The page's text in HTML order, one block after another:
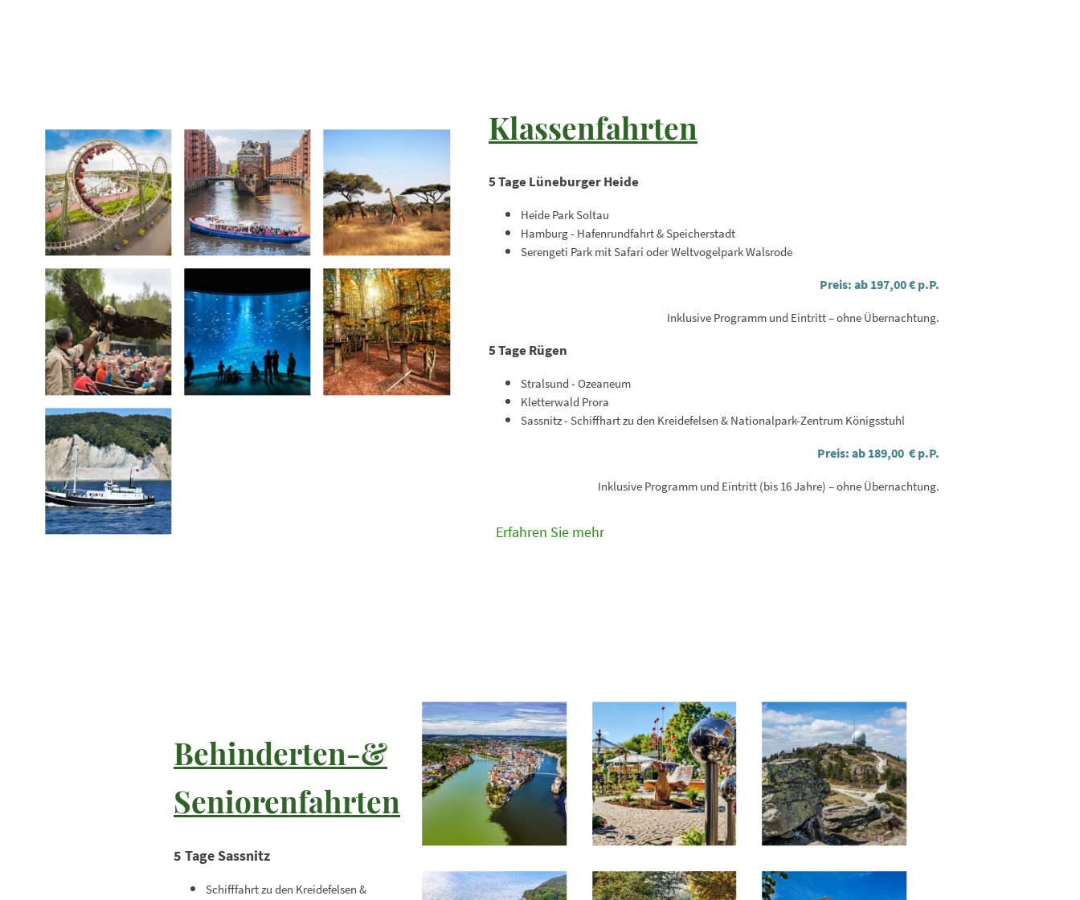
Klassenfahrten
5 Tage Lüneburger Heide
Heide Park Soltau
Hamburg - Hafenrundfahrt & Speicherstadt
Serengeti Park mit Safari oder Weltvogelpark Walsrode
Preis: ab 197,00 € p.P.
Inklusive Programm und Eintritt – ohne Übernachtung.
5 Tage Rügen
Stralsund - Ozeaneum
Kletterwald Prora
Sassnitz - Schiffhart zu den Kreidefelsen & Nationalpark-Zentrum Königsstuhl
Preis: ab 189,00 € p.P.
Inklusive Programm und Eintritt (bis 16 Jahre) – ohne Übernachtung.
Erfahren Sie mehr
Behinderten-&
Seniorenfahrten
5 Tage Sassnitz
Schifffahrt zu den Kreidefelsen &